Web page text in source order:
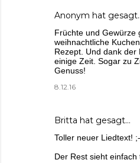
Anonym hat
Früchte und Gewürze
weihnachtliche
Rezept. Und dank der
einige Zeit. Sogar zu
Genuss!
8.12.16
Britta hat gesagt…
Toller neuer Liedtext!
Der Rest sieht einfach